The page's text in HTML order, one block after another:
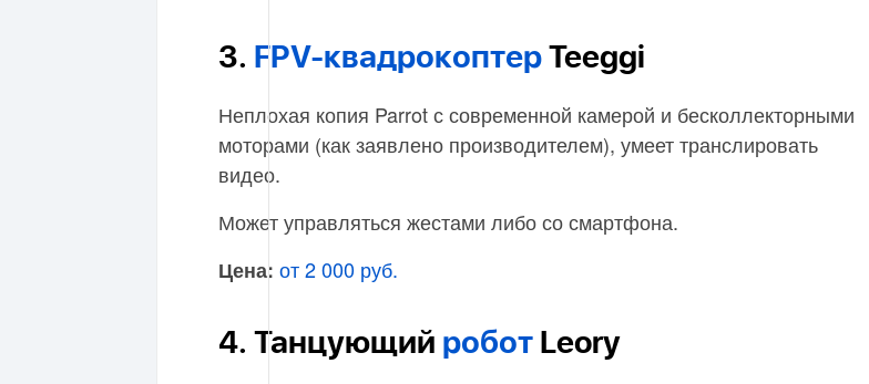
3. FPV-квадрокоптер Teeggi
Неплохая копия Parrot с современной камерой и бесколлекторными
моторами (как заявлено производителем), умеет транслировать
видео.
Может управляться жестами либо со смартфона.
Цена: от 2 000 руб.
4. Танцующий робот Leory